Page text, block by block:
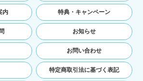
する情報を表示する目的
知らせや連絡をするためにメール
する場合やユーザーに商品を送
に応じて連絡したりするため，氏
連絡先情報を利用する目的
人確認を行うために，氏名，生年
電話番号，銀行口座番号，クレジ
号，運転免許証番号，配達証明付
内 特典・キャンペーン
お知らせ
お問い合わせ
特定商取引法に基づく表記